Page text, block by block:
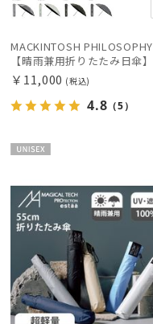
MACKINTOSH PHILOSOPHY
￥11,000 (税込)
4.8 （5）